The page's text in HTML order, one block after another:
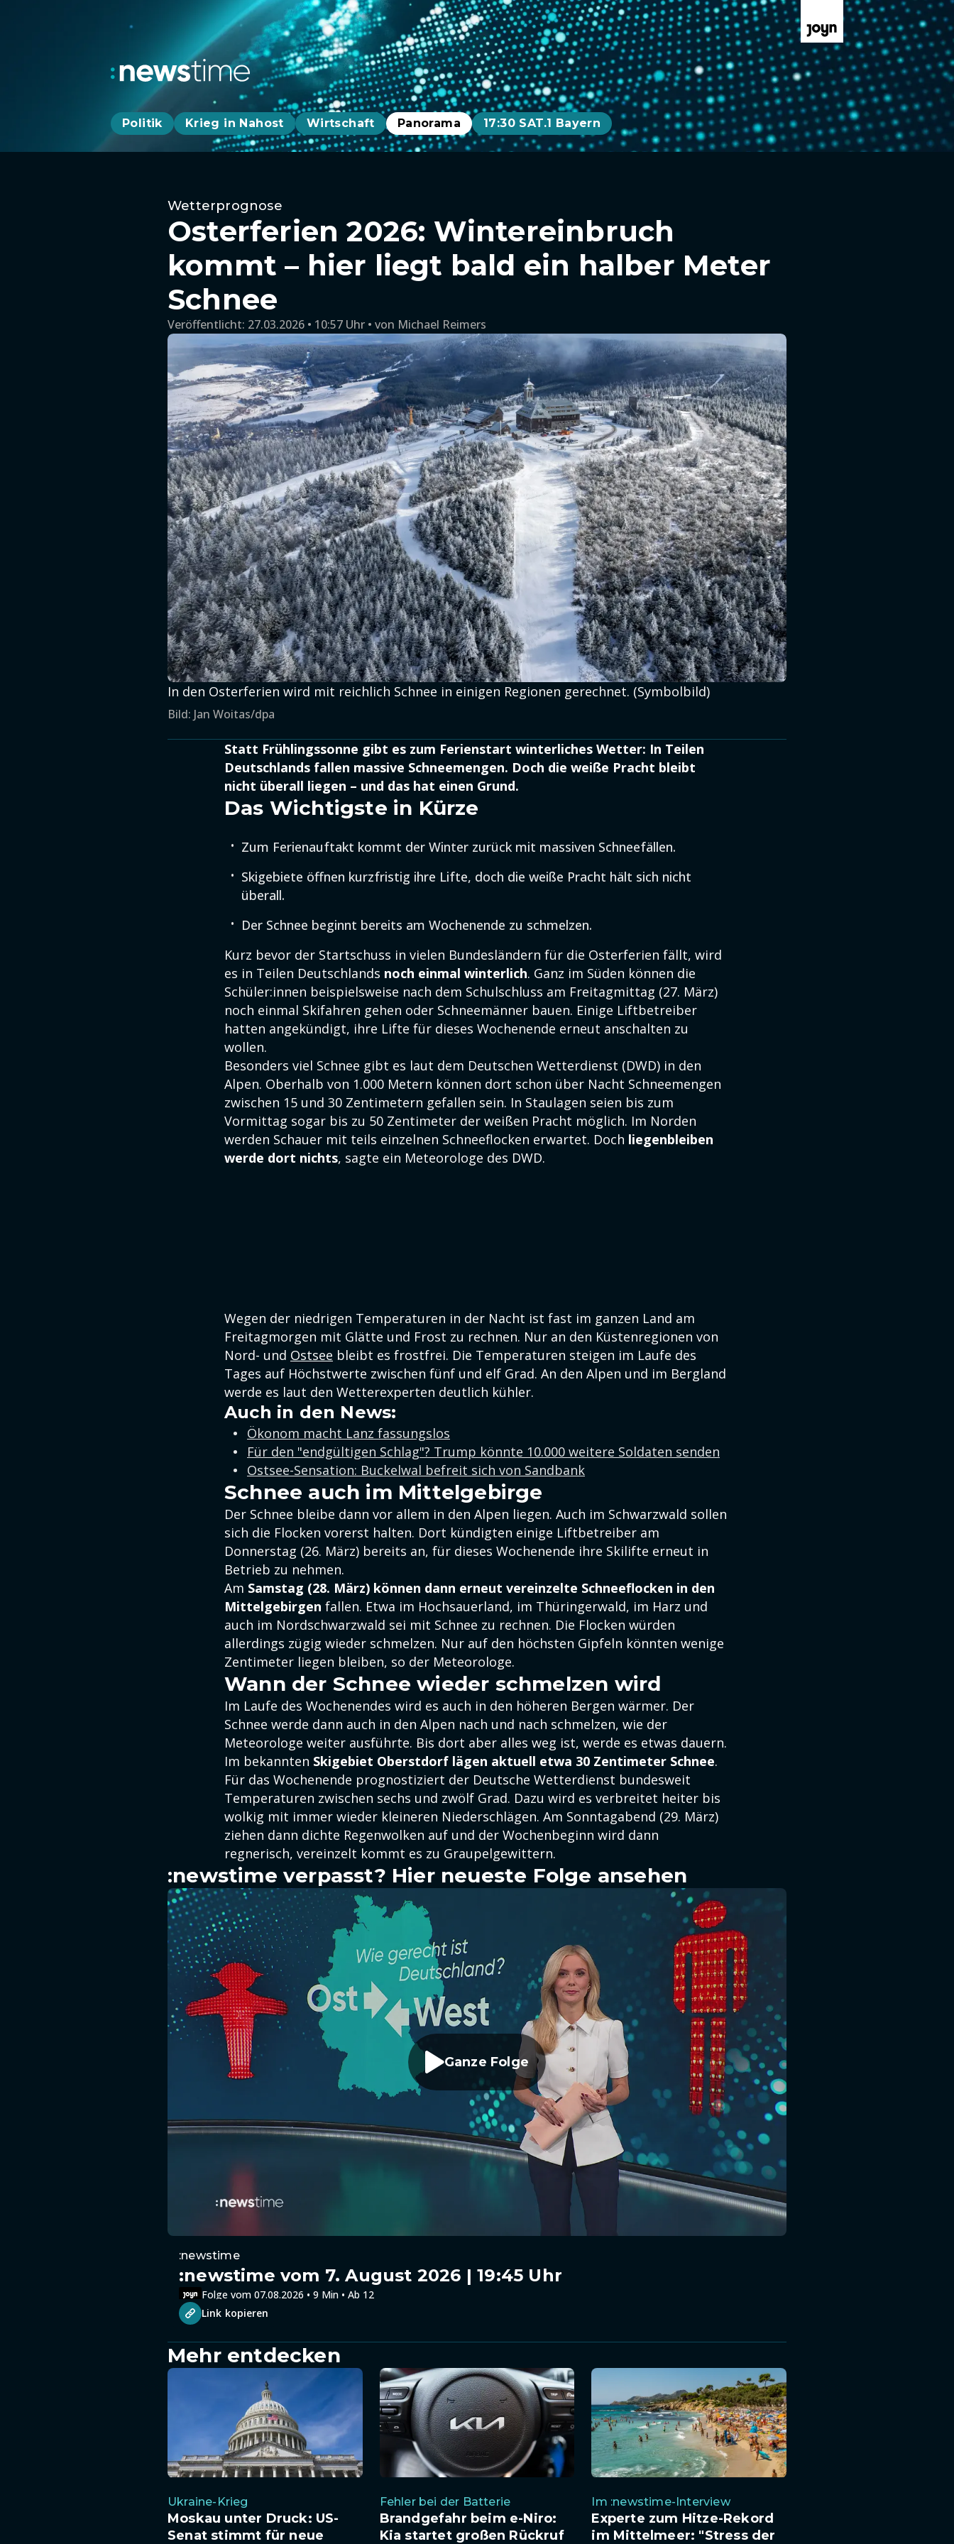
Politik Krieg in Nahost Wirtschaft Panorama 17:30 SAT.1 Bayern
Wetterprognose
Osterferien 2026: Wintereinbruch
kommt – hier liegt bald ein halber Meter
Schnee
Veröffentlicht: 27.03.2026 • 10:57 Uhr von Michael Reimers
In den Osterferien wird mit reichlich Schnee in einigen Regionen gerechnet. (Symbolbild)
Bild: Jan Woitas/dpa
Statt Frühlingssonne gibt es zum Ferienstart winterliches Wetter: In Teilen
Deutschlands fallen massive Schneemengen. Doch die weiße Pracht bleibt
nicht überall liegen – und das hat einen Grund.
Das Wichtigste in Kürze
Zum Ferienauftakt kommt der Winter zurück mit massiven Schneefällen.
Skigebiete öffnen kurzfristig ihre Lifte, doch die weiße Pracht hält sich nicht
überall.
Der Schnee beginnt bereits am Wochenende zu schmelzen.
Kurz bevor der Startschuss in vielen Bundesländern für die Osterferien fällt, wird
es in Teilen Deutschlands noch einmal winterlich. Ganz im Süden können die
Schüler:innen beispielsweise nach dem Schulschluss am Freitagmittag (27. März)
noch einmal Skifahren gehen oder Schneemänner bauen. Einige Liftbetreiber
hatten angekündigt, ihre Lifte für dieses Wochenende erneut anschalten zu
wollen.
Besonders viel Schnee gibt es laut dem Deutschen Wetterdienst (DWD) in den
Alpen. Oberhalb von 1.000 Metern können dort schon über Nacht Schneemengen
zwischen 15 und 30 Zentimetern gefallen sein. In Staulagen seien bis zum
Vormittag sogar bis zu 50 Zentimeter der weißen Pracht möglich. Im Norden
werden Schauer mit teils einzelnen Schneeflocken erwartet. Doch liegenbleiben
werde dort nichts, sagte ein Meteorologe des DWD.
Wegen der niedrigen Temperaturen in der Nacht ist fast im ganzen Land am
Freitagmorgen mit Glätte und Frost zu rechnen. Nur an den Küstenregionen von
Nord- und Ostsee bleibt es frostfrei. Die Temperaturen steigen im Laufe des
Tages auf Höchstwerte zwischen fünf und elf Grad. An den Alpen und im Bergland
werde es laut den Wetterexperten deutlich kühler.
Auch in den News:
Ökonom macht Lanz fassungslos
Für den "endgültigen Schlag"? Trump könnte 10.000 weitere Soldaten senden
Ostsee-Sensation: Buckelwal befreit sich von Sandbank
Schnee auch im Mittelgebirge
Der Schnee bleibe dann vor allem in den Alpen liegen. Auch im Schwarzwald sollen
sich die Flocken vorerst halten. Dort kündigten einige Liftbetreiber am
Donnerstag (26. März) bereits an, für dieses Wochenende ihre Skilifte erneut in
Betrieb zu nehmen.
Am Samstag (28. März) können dann erneut vereinzelte Schneeflocken in den
Mittelgebirgen fallen. Etwa im Hochsauerland, im Thüringerwald, im Harz und
auch im Nordschwarzwald sei mit Schnee zu rechnen. Die Flocken würden
allerdings zügig wieder schmelzen. Nur auf den höchsten Gipfeln könnten wenige
Zentimeter liegen bleiben, so der Meteorologe.
Wann der Schnee wieder schmelzen wird
Im Laufe des Wochenendes wird es auch in den höheren Bergen wärmer. Der
Schnee werde dann auch in den Alpen nach und nach schmelzen, wie der
Meteorologe weiter ausführte. Bis dort aber alles weg ist, werde es etwas dauern.
Im bekannten Skigebiet Oberstdorf lägen aktuell etwa 30 Zentimeter Schnee.
Für das Wochenende prognostiziert der Deutsche Wetterdienst bundesweit
Temperaturen zwischen sechs und zwölf Grad. Dazu wird es verbreitet heiter bis
wolkig mit immer wieder kleineren Niederschlägen. Am Sonntagabend (29. März)
ziehen dann dichte Regenwolken auf und der Wochenbeginn wird dann
regnerisch, vereinzelt kommt es zu Graupelgewittern.
:newstime verpasst? Hier neueste Folge ansehen
Ganze Folge
:newstime
:newstime vom 7. August 2026 | 19:45 Uhr
Folge vom 07.08.2026 • 9 Min • Ab 12
Link kopieren
Mehr entdecken
Ukraine-Krieg
Moskau unter Druck: US-
Senat stimmt für neue
Fehler bei der Batterie
Brandgefahr beim e-Niro:
Kia startet großen Rückruf
Im :newstime-Interview
Experte zum Hitze-Rekord
im Mittelmeer: "Stress der